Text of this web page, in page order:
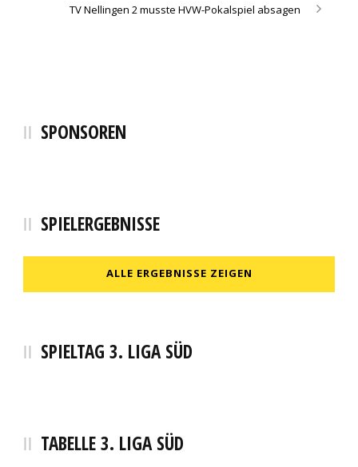
TV Nellingen 2 musste HVW-Pokalspiel absagen
SPONSOREN
SPIELERGEBNISSE
ALLE ERGEBNISSE ZEIGEN
SPIELTAG 3. LIGA SÜD
TABELLE 3. LIGA SÜD